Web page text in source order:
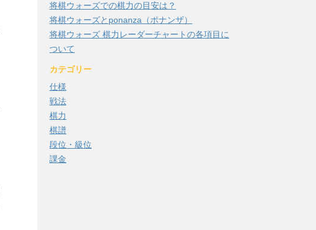
将棋ウォーズでの棋力の目安は？
将棋ウォーズとponanza（ポナンザ）
将棋ウォーズ 棋力レーダーチャートの各項目に
ついて
カテゴリー
仕様
戦法
棋力
棋譜
段位・級位
課金